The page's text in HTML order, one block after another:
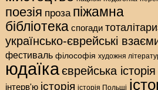
поезія проза піжамна
бібліотека спогади
українсько-єврейські
фестиваль філософія художня
юдаїкаєврейська історія
інтерв'ю історія історія Польщі